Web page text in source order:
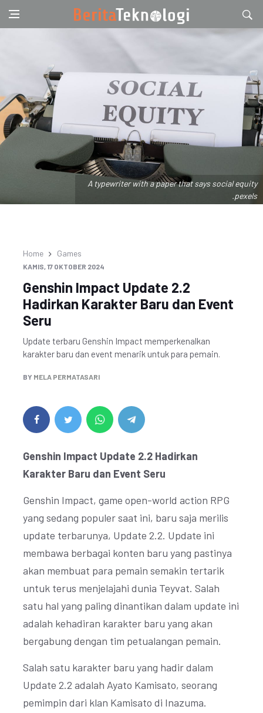
A typewriter with a paper that says social equity
.pexels
Home Games
KAMIS, 17 OKTOBER 2024
Genshin Impact Update 2.2
Hadirkan Karakter Baru dan Event
Seru
Update terbaru Genshin Impact memperkenalkan
karakter baru dan event menarik untuk para pemain.
BY MELA PERMATASARI
Genshin Impact Update 2.2 Hadirkan
Karakter Baru dan Event Seru
Genshin Impact, game open-world action RPG
yang sedang populer saat ini, baru saja merilis
update terbarunya, Update 2.2. Update ini
membawa berbagai konten baru yang pastinya
akan membuat para pemain semakin tertarik
untuk terus menjelajahi dunia Teyvat. Salah
satu hal yang paling dinantikan dalam update ini
adalah kehadiran karakter baru yang akan
bergabung dengan tim petualangan pemain.
Salah satu karakter baru yang hadir dalam
Update 2.2 adalah Ayato Kamisato, seorang
pemimpin dari klan Kamisato di Inazuma.